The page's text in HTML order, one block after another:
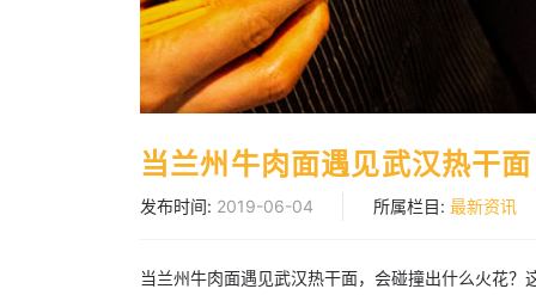
当兰州牛肉面遇见武汉热干
发布时间: 2019-06-04 所属栏目: 最新资讯
当兰州牛肉面遇见武汉热干面，会碰撞出什么火花